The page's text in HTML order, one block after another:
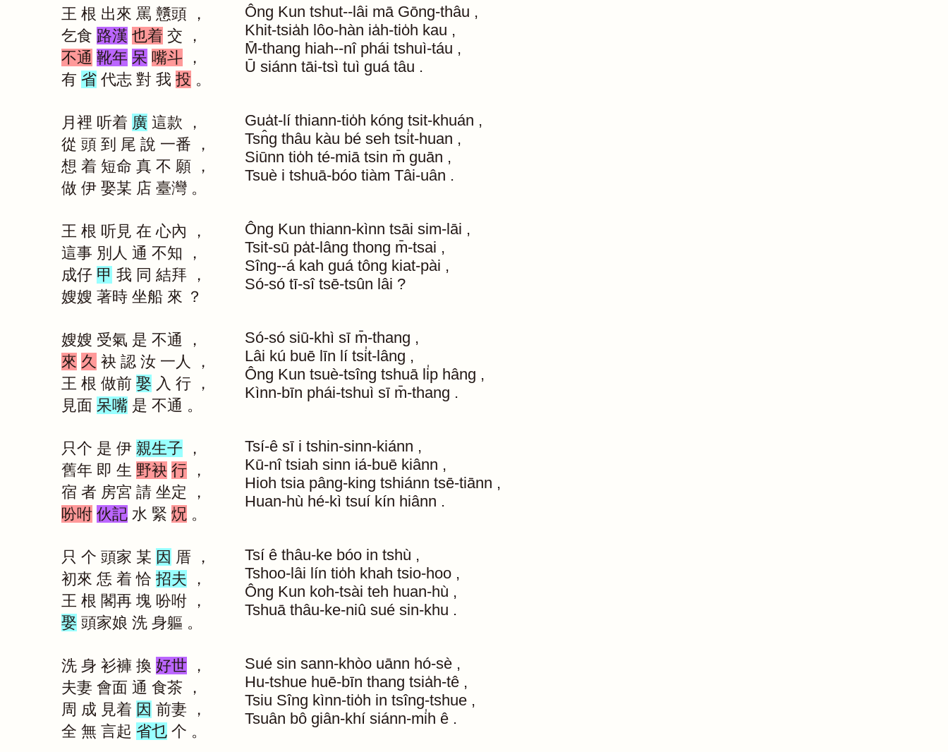
王 根 出來 罵 戇頭
，
乞食 路漢 也着 交
，
不通 靴年 呆 嘴斗
，
有 省 代志 對 我 投 。
Ông Kun tshut--lâi mā Gōng-thâu ,
Khit-tsia̍h lôo-hàn ia̍h-tio̍h kau ,
M̄-thang hiah--nî phái tshuì-táu ,
Ū siánn tāi-tsì tuì guá tâu .
月裡 听着 廣 這款
，
從 頭 到 尾 說 一番
，
想 着 短命 真 不 願
，
做 伊 娶某 店 臺灣 。
Gua̍t-lí thiann-tio̍h kóng tsit-khuán ,
Tsn̂g thâu kàu bé seh tsi̍t-huan ,
Siūnn tio̍h té-miā tsin m̄ guān ,
Tsuè i tshuā-bóo tiàm Tâi-uân .
王 根 听見 在 心內
，
這事 別人 通 不知
，
成仔 甲 我 同 結拜
，
嫂嫂 著時 坐船 來 ？
Ông Kun thiann-kìnn tsāi sim-lāi ,
Tsit-sū pa̍t-lâng thong m̄-tsai ,
Sîng--á kah guá tông kiat-pài ,
Só-só tī-sî tsē-tsûn lâi ?
嫂嫂 受氣 是 不通
，
來 久 袂 認 汝 一人
，
王 根 做前 娶 入 行
，
見面 呆嘴 是 不通 。
Só-só siū-khì sī m̄-thang ,
Lâi kú buē līn lí tsi̍t-lâng ,
Ông Kun tsuè-tsîng tshuā li̍p hâng ,
Kìnn-bīn phái-tshuì sī m̄-thang .
只个 是 伊 親生子
，
舊年 即 生 野袂 行
，
宿 者 房宮 請 坐定
，
吩咐 伙記 水 緊 炾 。
Tsí-ê sī i tshin-sinn-kiánn ,
Kū-nî tsiah sinn iá-buē kiânn ,
Hioh tsia pâng-king tshiánn tsē-tiānn ,
Huan-hù hé-kì tsuí kín hiânn .
只 个 頭家 某 因 厝
，
初來 恁 着 恰 招夫
，
王 根 閣再 塊 吩咐
，
娶 頭家娘 洗 身軀 。
Tsí ê thâu-ke bóo in tshù ,
Tshoo-lâi lín tio̍h khah tsio-hoo ,
Ông Kun koh-tsài teh huan-hù ,
Tshuā thâu-ke-niû sué sin-khu .
洗 身 衫褲 換 好世
，
夫妻 會面 通 食茶
，
周 成 見着 因 前妻
，
全 無 言起 省乜 个 。
Sué sin sann-khòo uānn hó-sè ,
Hu-tshue huē-bīn thang tsia̍h-tê ,
Tsiu Sîng kìnn-tio̍h in tsîng-tshue ,
Tsuân bô giân-khí siánn-mi̍h ê .